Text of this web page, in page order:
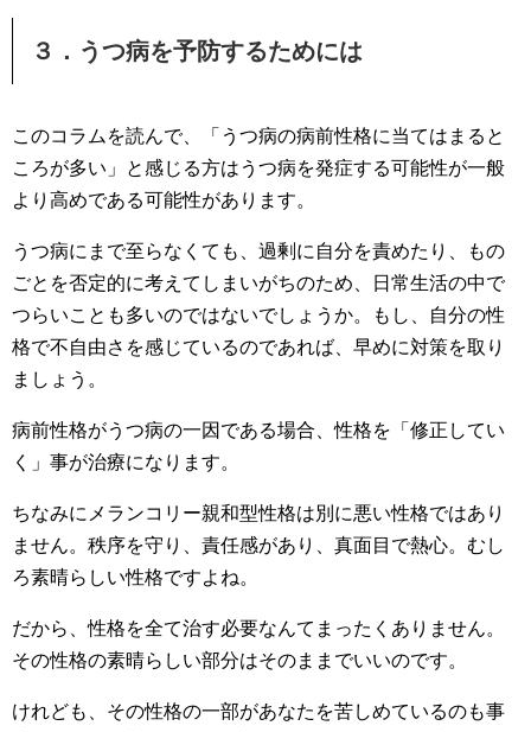
３．うつ病を予防するためには
このコラムを読んで、「うつ病の病前性格に当てはまると
ころが多い」と感じる方はうつ病を発症する可能性が一般
より高めである可能性があります。
うつ病にまで至らなくても、過剰に自分を責めたり、もの
ごとを否定的に考えてしまいがちのため、日常生活の中で
つらいことも多いのではないでしょうか。もし、自分の性
格で不自由さを感じているのであれば、早めに対策を取り
ましょう。
病前性格がうつ病の一因である場合、性格を「修正してい
く」事が治療になります。
ちなみにメランコリー親和型性格は別に悪い性格ではあり
ません。秩序を守り、責任感があり、真面目で熱心。むし
ろ素晴らしい性格ですよね。
だから、性格を全て治す必要なんてまったくありません。
その性格の素晴らしい部分はそのままでいいのです。
けれども、その性格の一部があなたを苦しめているのも事